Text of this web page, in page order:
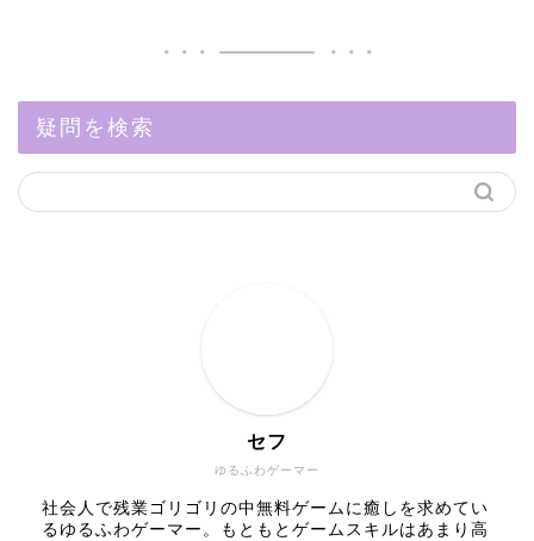
疑問を検索
ゆるふわゲーマー
セフ
社会人で残業ゴリゴリの中無料ゲームに癒しを求めてい
るゆるふわゲーマー。もともとゲームスキルはあまり高